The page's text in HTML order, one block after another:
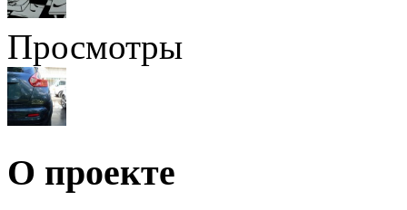
Просмотры
О проекте